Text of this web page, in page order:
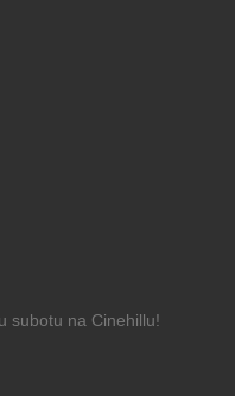
subotu na Cinehillu!